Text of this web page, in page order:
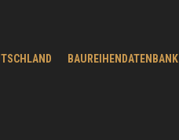
BAUREIHENDATENBANK